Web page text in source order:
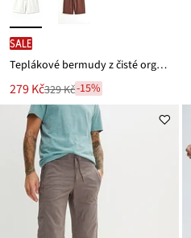
SALE
Teplákové bermudy z čisté organické bavlny
Nová
cena
279 Kč
Zlevněno
ceny
329 Kč
329 Kč-15%